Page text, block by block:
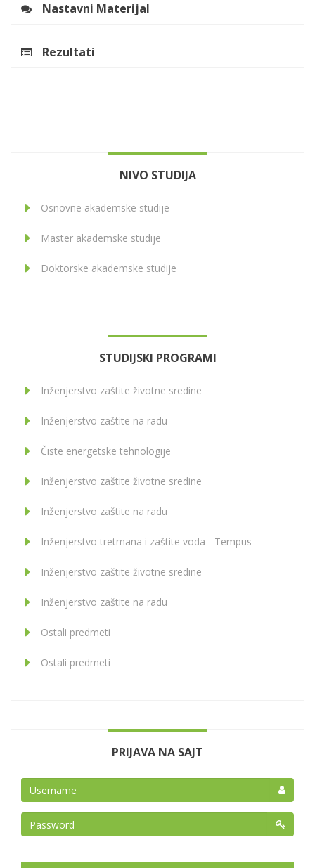
Nastavni Materijal
Rezultati
NIVO STUDIJA
Osnovne akademske studije
Master akademske studije
Doktorske akademske studije
STUDIJSKI PROGRAMI
Inženjerstvo zaštite životne sredine
Inženjerstvo zaštite na radu
Čiste energetske tehnologije
Inženjerstvo zaštite životne sredine
Inženjerstvo zaštite na radu
Inženjerstvo tretmana i zaštite voda - Tempus
Inženjerstvo zaštite životne sredine
Inženjerstvo zaštite na radu
Ostali predmeti
Ostali predmeti
PRIJAVA NA SAJT